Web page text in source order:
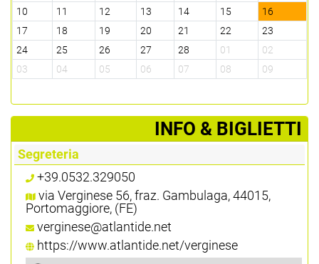
10
11 12 13 14 15
16
17
18 19 20 21 22
23
24
25 26 27 28 01
02
03
04 05 06 07 08 09
­INFO & BIGLIETTI
Segreteria
+39.0532.329050
via Verginese 56, fraz. Gambulaga, 44015,
Portomaggiore, (FE)
verginese@atlantide.net
https://www.atlantide.net/verginese